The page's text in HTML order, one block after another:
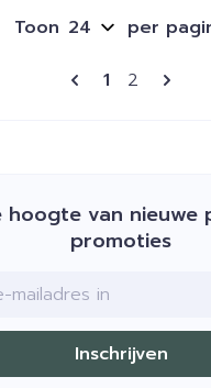
Pagina's
U lees
1 Pagina
2
Toon per
hoogte van nieuwe
promoties
Inschrijven